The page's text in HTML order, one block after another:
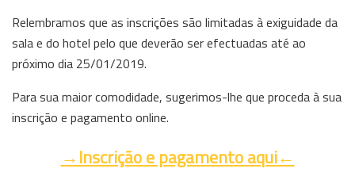
Relembramos que as inscrições são limitadas à exiguidade da
sala e do hotel pelo que deverão ser efectuadas até ao
próximo dia 25/01/2019.
Para sua maior comodidade, sugerimos-lhe que proceda à sua
inscrição e pagamento online.
→Inscrição e pagamento aqui←